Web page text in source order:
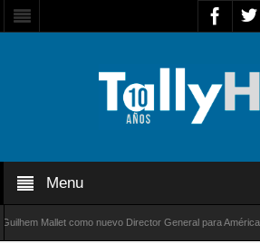
Menu
Mallet como nuevo Director General para América Latina